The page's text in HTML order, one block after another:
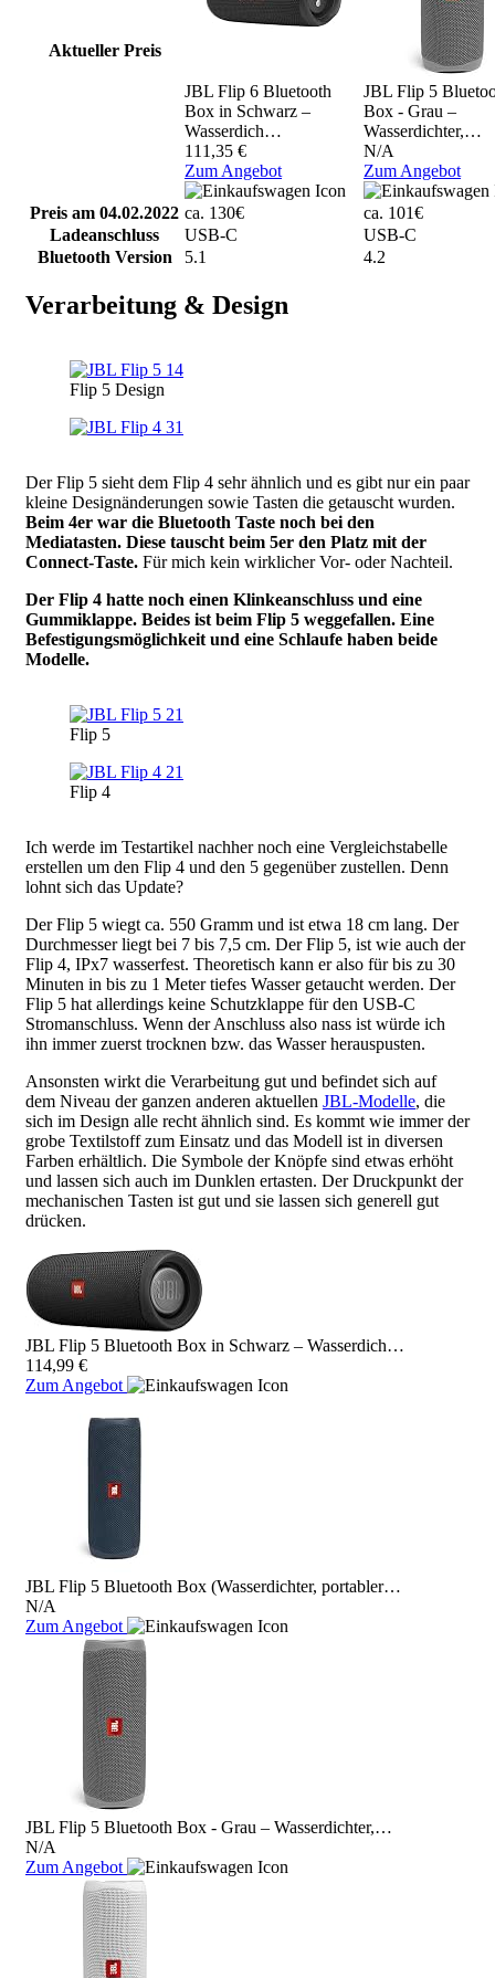
Aktueller Preis
JBL Flip 6 Bluetooth
Box in Schwarz –
Wasserdich…
111,35 €
Zum Angebot
JBL Flip 5
Box - Grau –
Wasserdichter,…
N/A
Zum Angebot
Preis am 04.02.2022 ca. 130€
ca. 101€
Ladeanschluss
USB-C
USB-C
Bluetooth Version
5.1 4.2
Verarbeitung & Design
Image
Flip 5 Design
Image
Der Flip 5 sieht dem Flip 4 sehr ähnlich und es gibt nur ein paar
kleine Designänderungen sowie Tasten die getauscht wurden.
Beim 4er war die Bluetooth Taste noch bei den
Mediatasten. Diese tauscht beim 5er den Platz mit der
Connect-Taste. Für mich kein wirklicher Vor- oder Nachteil.
Der Flip 4 hatte noch einen Klinkeanschluss und eine
Gummiklappe. Beides ist beim Flip 5 weggefallen. Eine
Befestigungsmöglichkeit und eine Schlaufe haben beide
Modelle.
Image
Flip 5
Image
Flip 4
Ich werde im Testartikel nachher noch eine Vergleichstabelle
erstellen um den Flip 4 und den 5 gegenüber zustellen. Denn
lohnt sich das Update?
Der Flip 5 wiegt ca. 550 Gramm und ist etwa 18 cm lang. Der
Durchmesser liegt bei 7 bis 7,5 cm. Der Flip 5, ist wie auch der
Flip 4, IPx7 wasserfest. Theoretisch kann er also für bis zu 30
Minuten in bis zu 1 Meter tiefes Wasser getaucht werden. Der
Flip 5 hat allerdings keine Schutzklappe für den USB-C
Stromanschluss. Wenn der Anschluss also nass ist würde ich
ihn immer zuerst trocknen bzw. das Wasser herauspusten.
Ansonsten wirkt die Verarbeitung gut und befindet sich auf
dem Niveau der ganzen anderen aktuellen JBL-Modelle, die
sich im Design alle recht ähnlich sind. Es kommt wie immer der
grobe Textilstoff zum Einsatz und das Modell ist in diversen
Farben erhältlich. Die Symbole der Knöpfe sind etwas erhöht
und lassen sich auch im Dunklen ertasten. Der Druckpunkt der
mechanischen Tasten ist gut und sie lassen sich generell gut
drücken.
JBL Flip 5 Bluetooth Box in Schwarz – Wasserdich…
114,99 €
Zum Angebot
JBL Flip 5 Bluetooth Box (Wasserdichter, portabler…
N/A
Zum Angebot
JBL Flip 5 Bluetooth Box - Grau – Wasserdichter,…
N/A
Zum Angebot